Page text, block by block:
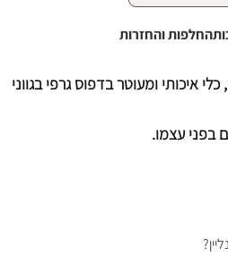
החלפות והחזרות
איכותי ומעוטר בדפוס גרפי בגווני
בפני עצמו.